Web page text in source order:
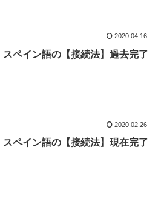
2020.04.16
スペイン語の【接続法】過去完了
2020.02.26
スペイン語の【接続法】現在完了